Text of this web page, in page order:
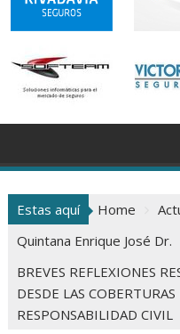
Estas aquí Home
Quintana Enrique José Dr.
BREVES REFLEXIONES
DESDE LAS
RESPONSABILIDAD CIVIL